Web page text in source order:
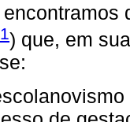
) que, em